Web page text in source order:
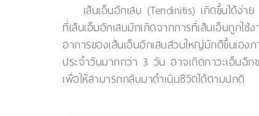
เส้นเอ็นอักเสบ (Tendinitis) เกิดขึ้นได้ง่
ที่เส้นเอ็นอักเสบมักเกิดจากการที่เส้นเอ็นถูก
อาการของเส้นเอ็นอักเสบส่วนใหญ่มักดีขึ้นเอ
ประจำวันมากกว่า 3 วัน อาจเกิดภาวะเอ็นฉี
เพื่อให้สามารถกลับมาดำเนินชีวิตได้ตามปกติ